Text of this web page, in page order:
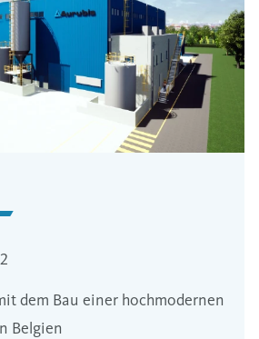
dem Bau einer hochmodernen
Belgien